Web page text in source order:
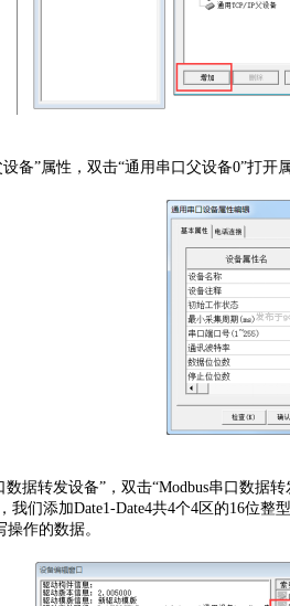
备”属性，双击“通用串口父设备0”打开
数据转发设备”，双击“Modbus串口数据
我们添加Date1-Date4共4个4区的16位
作的数据。